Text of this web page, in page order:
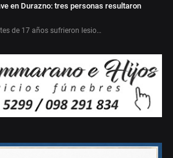
en Durazno: tres personas resultaron
de 17 años sufrieron lesio…